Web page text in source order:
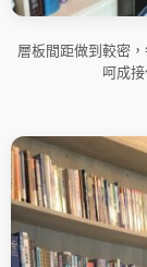
層板間距做到較密
呵成